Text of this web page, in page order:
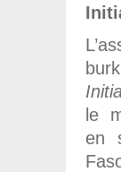
le
en